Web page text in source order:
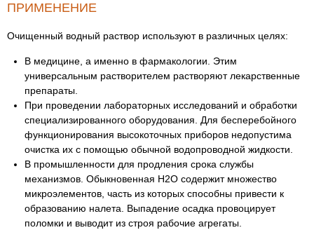
ПРИМЕНЕНИЕ
Очищенный водный раствор используют в различных целях:
В медицине, а именно в фармакологии. Этим
универсальным растворителем растворяют лекарственные
препараты.
При проведении лабораторных исследований и обработки
специализированного оборудования. Для бесперебойного
функционирования высокоточных приборов недопустима
очистка их с помощью обычной водопроводной жидкости.
В промышленности для продления срока службы
механизмов. Обыкновенная H2O содержит множество
микроэлементов, часть из которых способны привести к
образованию налета. Выпадение осадка провоцирует
поломки и выводит из строя рабочие агрегаты.